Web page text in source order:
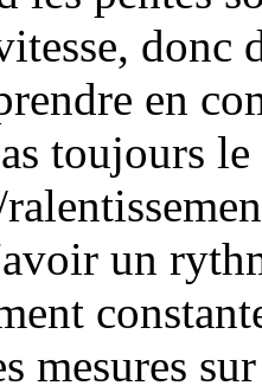
donc
en
toujours le
un
mesures